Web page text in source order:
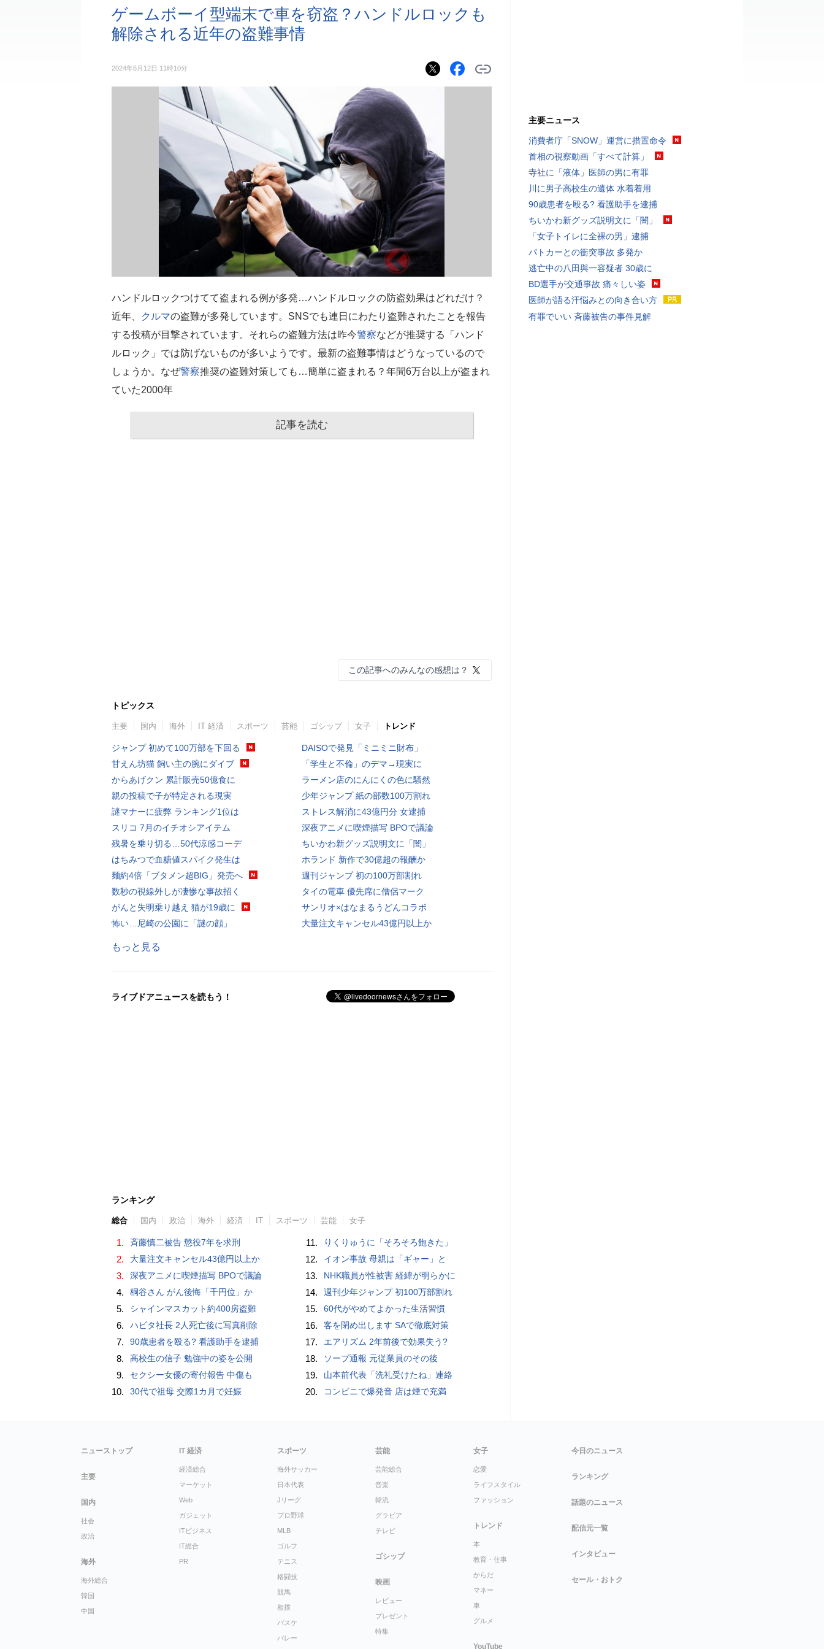
ゲームボーイ型端末で車を窃盗？ハンドルロックも
解除される近年の盗難事情
2024年6月12日 11時10分
ハンドルロックつけてて盗まれる例が多発…ハンドルロックの防盗効果はどれだけ？
近年、
クルマの盗難が多発しています。SNSでも連日にわたり盗難されたことを報告
する投稿が目撃されています。それらの盗難方法は昨今警察などが推奨する「ハンド
ルロック」では防げないものが多いようです。最新の盗難事情はどうなっているので
しょうか。なぜ警察推奨の盗難対策しても…簡単に盗まれる？年間6万台以上が盗まれ
ていた2000年
記事を読む
この記事へのみんなの感想は？
トピックス
主要 国内 海外 IT 経済 スポーツ 芸能 ゴシップ 女子 トレンド
ジャンプ 初めて100万部を下回る
甘えん坊猫 飼い主の腕にダイブ
からあげクン 累計販売50億食に
親の投稿で子が特定される現実
謎マナーに疲弊 ランキング1位は
スリコ 7月のイチオシアイテム
残暑を乗り切る…50代涼感コーデ
はちみつで血糖値スパイク発生は
麺約4倍「ブタメン超BIG」発売へ
数秒の視線外しが凄惨な事故招く
がんと失明乗り越え 猫が19歳に
怖い…尼崎の公園に「謎の顔」
DAISOで発見「ミニミニ財布」
「学生と不倫」のデマ→現実に
ラーメン店のにんにくの色に騒然
少年ジャンプ 紙の部数100万割れ
ストレス解消に43億円分 女逮捕
深夜アニメに喫煙描写 BPOで議論
ちいかわ新グッズ説明文に「闇」
ホランド 新作で30億超の報酬か
週刊ジャンプ 初の100万部割れ
タイの電車 優先席に僧侶マーク
サンリオ×はなまるうどんコラボ
大量注文キャンセル43億円以上か
もっと見る
ライブドアニュースを読もう！
ランキング
総合 国内 政治 海外 経済 IT スポーツ 芸能 女子
1. 斉藤慎二被告 懲役7年を求刑
2. 大量注文キャンセル43億円以上か
3. 深夜アニメに喫煙描写 BPOで議論
4. 桐谷さん がん後悔「千円位」か
5. シャインマスカット約400房盗難
6. ハビタ社長 2人死亡後に写真削除
7. 90歳患者を殴る? 看護助手を逮捕
8. 高校生の信子 勉強中の姿を公開
9. セクシー女優の寄付報告 中傷も
10. 30代で祖母 交際1カ月で妊娠
11. りくりゅうに「そろそろ飽きた」
12. イオン事故 母親は「ギャー」と
13. NHK職員が性被害 経緯が明らかに
14. 週刊少年ジャンプ 初100万部割れ
15. 60代がやめてよかった生活習慣
16. 客を閉め出します SAで徹底対策
17. エアリズム 2年前後で効果失う?
18. ソープ通報 元従業員のその後
19. 山本前代表「洗礼受けたね」連絡
20. コンビニで爆発音 店は煙で充満
主要ニュース
消費者庁「SNOW」運営に措置命令
首相の視察動画「すべて計算」
寺社に「液体」医師の男に有罪
川に男子高校生の遺体 水着着用
90歳患者を殴る? 看護助手を逮捕
ちいかわ新グッズ説明文に「闇」
「女子トイレに全裸の男」逮捕
パトカーとの衝突事故 多発か
逃亡中の八田與一容疑者 30歳に
BD選手が交通事故 痛々しい姿
医師が語る汗悩みとの向き合い方
有罪でいい 斉藤被告の事件見解
ニューストップ
主要
国内
社会
政治
海外
海外総合
韓国
中国
IT 経済
経済総合
マーケット
Web
ガジェット
ITビジネス
IT総合
PR
スポーツ
海外サッカー
日本代表
Jリーグ
プロ野球
MLB
ゴルフ
テニス
格闘技
競馬
相撲
バスケ
バレー
芸能
芸能総合
音楽
韓流
グラビア
テレビ
ゴシップ
映画
レビュー
プレゼント
特集
女子
恋愛
ライフスタイル
ファッション
トレンド
本
教育・仕事
からだ
マネー
車
グルメ
YouTube
今日のニュース
ランキング
話題のニュース
配信元一覧
インタビュー
セール・おトク